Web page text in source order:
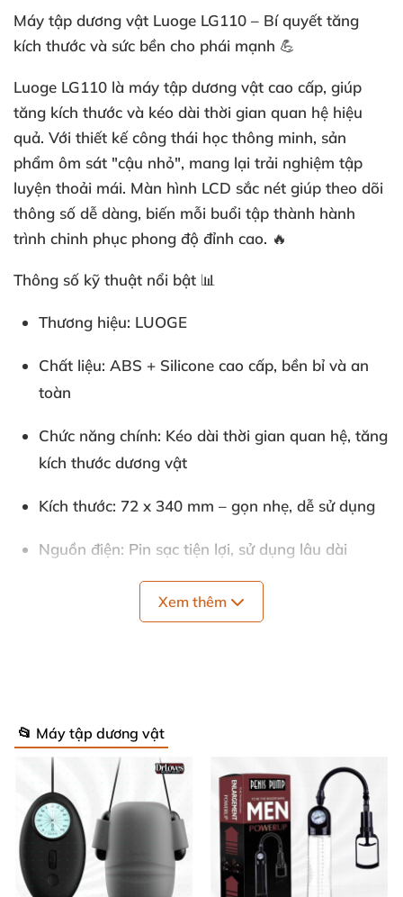
Máy tập dương vật Luoge LG110 – Bí quyết tăng
kích thước và sức bền cho phái mạnh 💪
Luoge LG110 là máy tập dương vật cao cấp, giúp
tăng kích thước và kéo dài thời gian quan hệ hiệu
quả. Với thiết kế công thái học thông minh, sản
phẩm ôm sát "cậu nhỏ", mang lại trải nghiệm tập
luyện thoải mái. Màn hình LCD sắc nét giúp theo dõi
thông số dễ dàng, biến mỗi buổi tập thành hành
trình chinh phục phong độ đỉnh cao. 🔥
Thông số kỹ thuật nổi bật 📊
Thương hiệu: LUOGE
Chất liệu: ABS + Silicone cao cấp, bền bỉ và an
toàn
Chức năng chính: Kéo dài thời gian quan hệ, tăng
kích thước dương vật
Kích thước: 72 x 340 mm – gọn nhẹ, dễ sử dụng
Nguồn điện: Pin sạc tiện lợi, sử dụng lâu dài
Những thông số này đảm bảo Luoge LG110 là dụng
cụ hỗ trợ nam giới chất lượng hàng đầu, tối ưu cho
Xem thêm
📂 Máy tập dương vật